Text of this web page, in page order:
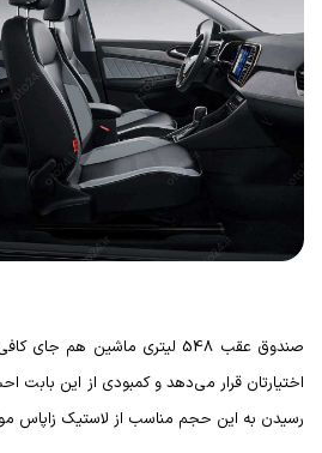
صندوق عقب 548 لیتری ماشین هم
اختیارتان قرار می‌دهد و کمبودی از این بابت
رسیدن به این حجم مناسب از لاستیک زاپاس